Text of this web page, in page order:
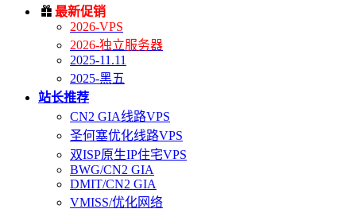
 最新促销
2026-VPS
2026-独立服务器
2025-11.11
2025-黑五
站长推荐
CN2 GIA线路VPS
圣何塞优化线路VPS
双ISP原生IP住宅VPS
BWG/CN2 GIA
DMIT/CN2 GIA
VMISS/优化网络